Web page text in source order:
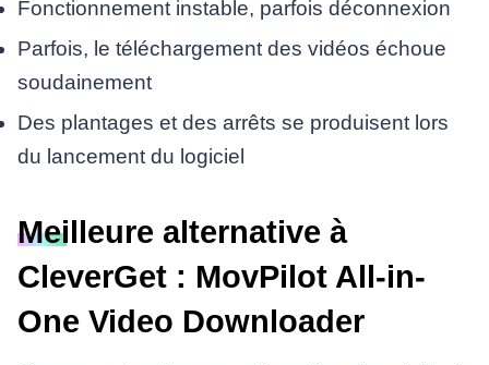
Fonctionnement instable, parfois déconnexion
Parfois, le téléchargement des vidéos échoue
soudainement
Des plantages et des arrêts se produisent lors
du lancement du logiciel
Meilleure alternative à
CleverGet : MovPilot All-in-
One Video Downloader